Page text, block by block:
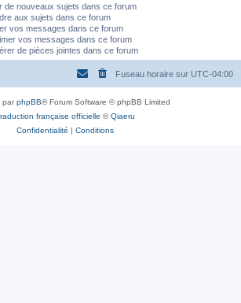
de nouveaux sujets dans ce forum
aux sujets dans ce forum
vos messages dans ce forum
vos messages dans ce forum
de pièces jointes dans ce forum
Fuseau horaire sur UTC-04:00
parphpBB® Forum Software © phpBB Limited
française officielle ©Qiaeru
Confidentialité | Conditions